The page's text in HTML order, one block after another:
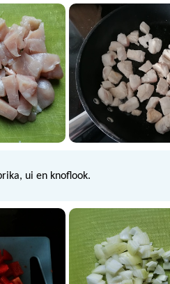
ui en knoflook.